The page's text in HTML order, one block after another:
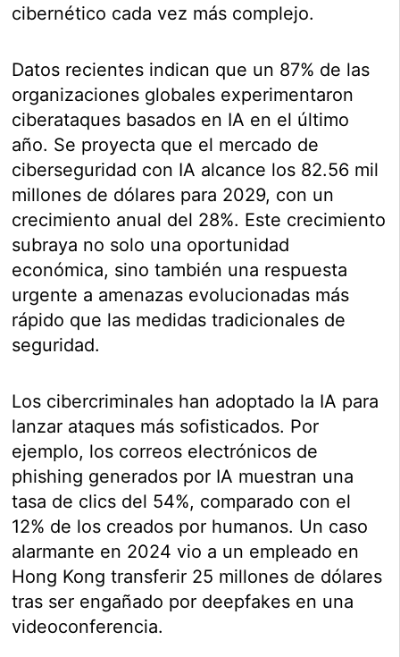
cibernético cada vez más complejo.
Datos recientes indican que un 87% de las
organizaciones globales experimentaron
ciberataques basados en IA en el último
año. Se proyecta que el mercado de
ciberseguridad con IA alcance los 82.56 mil
millones de dólares para 2029, con un
crecimiento anual del 28%. Este crecimiento
subraya no solo una oportunidad
económica, sino también una respuesta
urgente a amenazas evolucionadas más
rápido que las medidas tradicionales de
seguridad.
Los cibercriminales han adoptado la IA para
lanzar ataques más sofisticados. Por
ejemplo, los correos electrónicos de
phishing generados por IA muestran una
tasa de clics del 54%, comparado con el
12% de los creados por humanos. Un caso
alarmante en 2024 vio a un empleado en
Hong Kong transferir 25 millones de dólares
tras ser engañado por deepfakes en una
videoconferencia.